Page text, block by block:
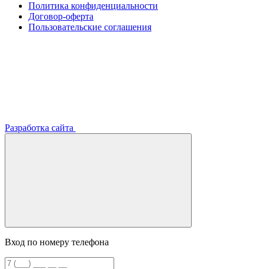
Политика конфиденциальности
Договор-оферта
Пользовательские соглашения
Разработка сайта
Вход по номеру телефона